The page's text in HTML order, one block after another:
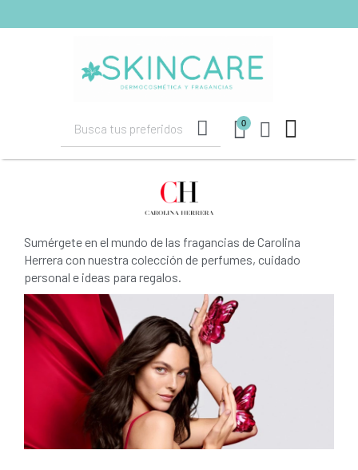
0
Sumérgete en el mundo de las fragancias de Carolina
Herrera con nuestra colección de perfumes, cuidado
personal e ideas para regalos.